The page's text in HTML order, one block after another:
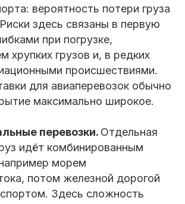
вероятность потери груза
здесь связаны в первую
при погрузке,
хрупких грузов и, в редких
происшествиями.
для авиаперевозок обычно
максимально широкое.
перевозки. Отдельная
идёт комбинированным
морем
потом железной дорогой
Здесь сложность